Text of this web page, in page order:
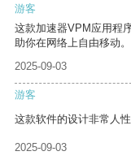
游客
这款加速器VPM应用程
助你在网络上自由移动。
2025-09-03
游客
这款软件的设计非常人
2025-09-03